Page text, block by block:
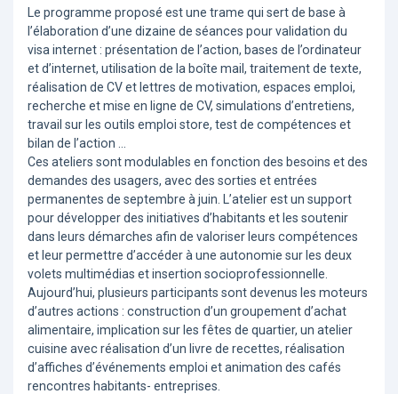
Le programme proposé est une trame qui sert de base à
l’élaboration d’une dizaine de séances pour validation du
visa internet : présentation de l’action, bases de l’ordinateur
et d’internet, utilisation de la boîte mail, traitement de texte,
réalisation de CV et lettres de motivation, espaces emploi,
recherche et mise en ligne de CV, simulations d’entretiens,
travail sur les outils emploi store, test de compétences et
bilan de l’action …
Ces ateliers sont modulables en fonction des besoins et des
demandes des usagers, avec des sorties et entrées
permanentes de septembre à juin. L’atelier est un support
pour développer des initiatives d’habitants et les soutenir
dans leurs démarches afin de valoriser leurs compétences
et leur permettre d’accéder à une autonomie sur les deux
volets multimédias et insertion socioprofessionnelle.
Aujourd’hui, plusieurs participants sont devenus les moteurs
d’autres actions : construction d’un groupement d’achat
alimentaire, implication sur les fêtes de quartier, un atelier
cuisine avec réalisation d’un livre de recettes, réalisation
d’affiches d’événements emploi et animation des cafés
rencontres habitants- entreprises.